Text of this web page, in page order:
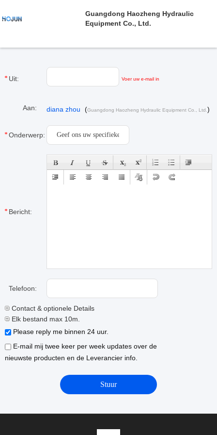
Guangdong Haozheng Hydraulic
Equipment Co., Ltd.
Uit: Voer uw e-mail in
Aan: diana zhou (Guangdong Haozheng Hydraulic Equipment Co., Ltd. )
Onderwerp:
Bericht:
Telefoon:
Contact & optionele Details
Elk bestand max 10m.
Please reply me binnen 24 uur.
E-mail mij twee keer per week updates over de
nieuwste producten en de Leverancier info.